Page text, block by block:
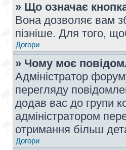
» Що означає
Вона дозволяє вам
пізніше. Для того,
Догори
» Чому моє
Адміністратор
перегляду
додав вас до групи
адміністратором
отримання більш
Догори